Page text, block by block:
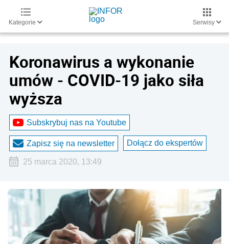
Kategorie Serwisy
Koronawirus a wykonanie
umów - COVID-19 jako siła
wyższa
Subskrybuj nas na Youtube
Zapisz się na newsletter Dołącz do ekspertów
25 marca 2020, 13:49